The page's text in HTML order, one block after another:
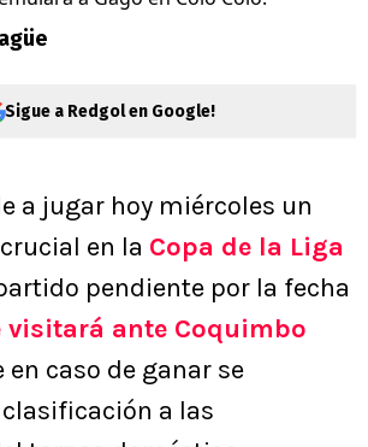
Sigue a Redgol en Google!
a jugar hoy miércoles un
en la Copa de la Liga
pendiente por la fecha
visitará ante Coquimbo
en caso de ganar se
a las